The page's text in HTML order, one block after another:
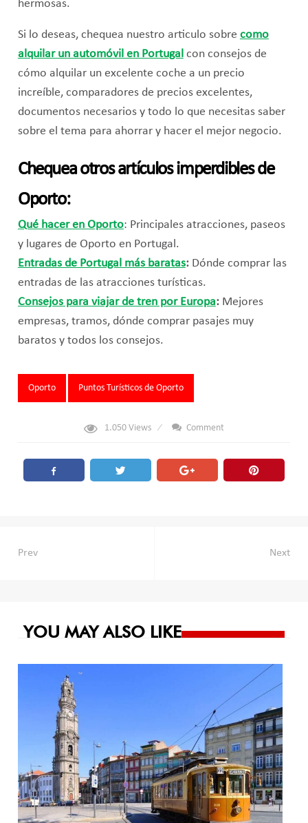
hermosas.
Si lo deseas, chequea nuestro articulo sobre como
alquilar un automóvil en Portugalcon consejos de
cómo alquilar un excelente coche a un precio
increíble, comparadores de precios excelentes,
documentos necesarios y todo lo que necesitas saber
sobre el tema para ahorrar y hacer el mejor negocio.
Chequea otros artículos imperdibles de
Oporto:
Qué hacer en Oporto: Principales atracciones, paseos
y lugares de Oporto en Portugal.
Entradas de Portugal más baratas:Dónde comprar las
entradas de las atracciones turísticas.
Consejos para viajar de tren por Europa:Mejores
empresas, tramos, dónde comprar pasajes muy
baratos y todos los consejos.
Oporto Puntos Turísticos de Oporto
1.050 Views Comment
Navegación
Prev Next
YOU MAY ALSO LIKE